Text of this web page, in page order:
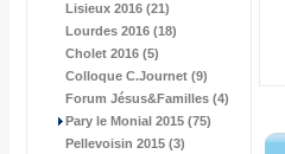
Lisieux 2016 (21)
Lourdes 2016 (18)
Cholet 2016 (5)
Colloque C.Journet (9)
Forum Jésus&Familles (4)
Pary le Monial 2015 (75)
Pellevoisin 2015 (3)